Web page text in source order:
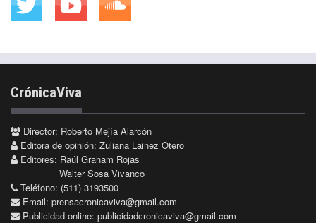
CrónicaViva
Director: Roberto Mejía Alarcón
Editora de opinión: Zuliana Lainez Otero
Editores: Raúl Graham Rojas
Walter Sosa Vivanco
Teléfono: (511) 3193500
Email: prensacronicaviva@gmail.com
Publicidad online: publicidadcronicaviva@gmail.com